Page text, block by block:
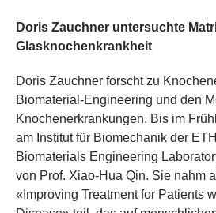
Doris Zauchner untersuchte
Glasknochenkrankheit
Doris Zauchner forscht zu
Biomaterial-Engineering und den
Knochenerkrankungen. Bis im
am Institut für Biomechanik der
Biomaterials Engineering
von Prof. Xiao-Hua Qin. Sie nahm
«Improving Treatment for Patients